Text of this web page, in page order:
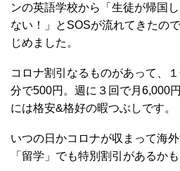
ンの英語学校から「生徒が帰国
ない！」とSOSが流れてきたの
じめました。
コロナ割引なるものがあって、
分で500円。週に３回で月6,000
には格安&格好の暇つぶしです。
いつの日かコロナが収まって海
「留学」でも特別割引があるか